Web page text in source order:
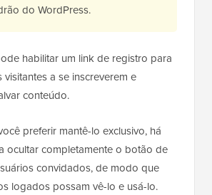
do WordPress.
habilitar um link de registro para
visitantes a se inscreverem e
conteúdo.
preferir mantê-lo exclusivo, há
ocultar completamente o botão de
convidados, de modo que
logados possam vê-lo e usá-lo.